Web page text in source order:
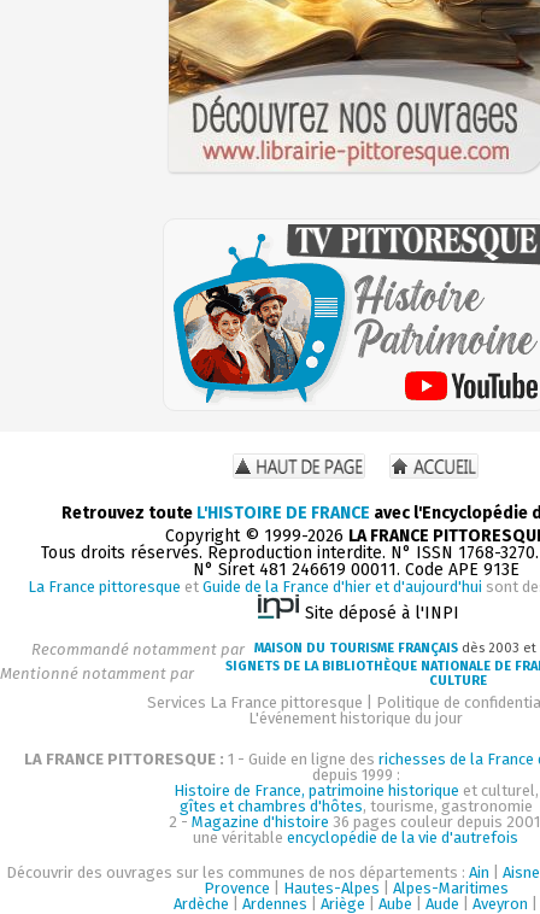
Retrouvez toute L'HISTOIRE DE FRANCE avec l'Encyclopédie
Copyright © 1999-2026 LA FRANCE
Tous droits réservés. Reproduction interdite. N° ISSN 1768-
N° Siret 481 246619 00011. Code APE 913E
La France pittoresque et Guide de la France d'hier et d'aujourd'hui sont
Site déposé à l'INPI
Recommandé notamment par MAISON DU TOURISME FRANÇAIS dès 2003 et
Mentionné notamment par
SIGNETS DE LA BIBLIOTHÈQUE NATIONALE DE
CULTURE
Services La France pittoresque
Politique de
L'événement historique du jour
LA FRANCE PITTORESQUE : 1 - Guide en ligne des richesses de la
depuis 1999 :
Histoire de France, patrimoine historique et culturel,
gîtes et chambres d'hôtes, tourisme, gastronomie
2 - Magazine d'histoire 36 pages couleur depuis
une véritable encyclopédie de la vie d'autrefois
Découvrir des ouvrages sur les communes de nos départements : Ain
Aisne
Provence
Hautes-Alpes
Alpes-Maritimes
Ardèche
Ardennes Ariège Aube Aude Aveyron